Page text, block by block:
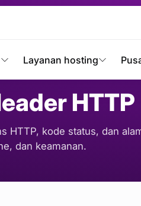
Layanan hosting
HTTP
HTTP, kode status, dan
dan keamanan.